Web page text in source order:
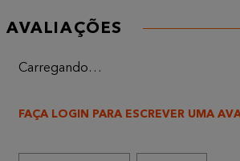
AVALIAÇÕES
Carregando…
FAÇA LOGIN PARA ESCREVER UMA